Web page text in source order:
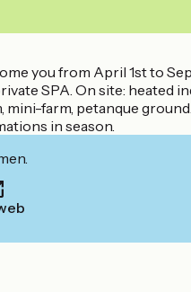
you from April 1st to
SPA. On site: heated
farm, petanque
in season.